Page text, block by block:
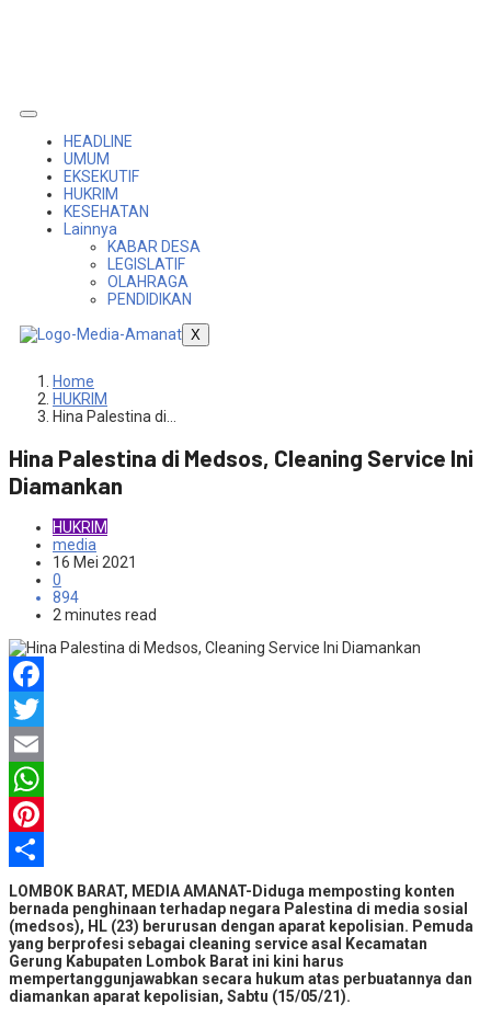
HEADLINE
UMUM
EKSEKUTIF
HUKRIM
KESEHATAN
Lainnya
KABAR DESA
LEGISLATIF
OLAHRAGA
PENDIDIKAN
X
Home
HUKRIM
Hina Palestina di…
Hina Palestina di Medsos, Cleaning Service Ini
Diamankan
HUKRIM
media
16 Mei 2021
0
894
2 minutes read
Facebook
Twitter
Email
WhatsApp
Pinterest
Share
LOMBOK BARAT, MEDIA AMANAT-Diduga memposting konten
bernada penghinaan terhadap negara Palestina di media sosial
(medsos), HL (23) berurusan dengan aparat kepolisian. Pemuda
yang berprofesi sebagai cleaning service asal Kecamatan
Gerung Kabupaten Lombok Barat ini kini harus
mempertanggunjawabkan secara hukum atas perbuatannya dan
diamankan aparat kepolisian, Sabtu (15/05/21).